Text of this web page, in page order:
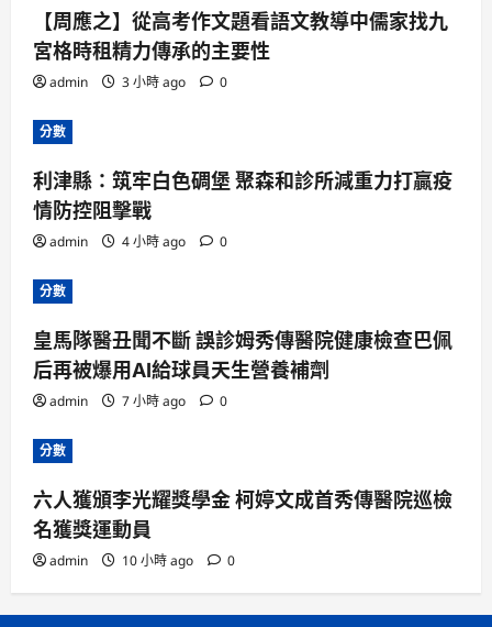
【周應之】從高考作文題看語文教導中儒家找九
宮格時租精力傳承的主要性
admin 3 小時 ago 0
分數
利津縣：筑牢白色碉堡 聚森和診所減重力打贏疫
情防控阻擊戰
admin 4 小時 ago 0
分數
皇馬隊醫丑聞不斷 誤診姆秀傳醫院健康檢查巴佩
后再被爆用AI給球員天生營養補劑
admin 7 小時 ago 0
分數
六人獲頒李光耀獎學金 柯婷文成首秀傳醫院巡檢
名獲獎運動員
admin 10 小時 ago 0